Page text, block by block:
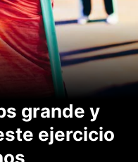
grande y
ejercicio